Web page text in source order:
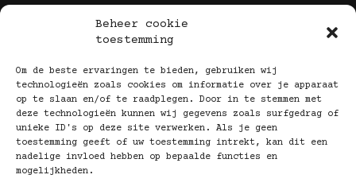
Beheer cookie
toestemming
Om de beste ervaringen te bieden, gebruiken wij
technologieën zoals cookies om informatie over je apparaat
op te slaan en/of te raadplegen. Door in te stemmen met
deze technologieën kunnen wij gegevens zoals surfgedrag of
unieke ID's op deze site verwerken. Als je geen
toestemming geeft of uw toestemming intrekt, kan dit een
nadelige invloed hebben op bepaalde functies en
mogelijkheden.
info@kootbrillen.nl
Volg Ons!